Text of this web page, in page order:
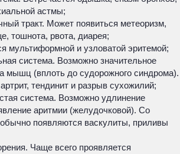
астмы;
тракт. Может появиться метеоризм,
тошнота, рвота, диарея;
мультиформной и узловатой эритемой;
система. Возможно значительное
мышц (вплоть до судорожного синдрома).
тендинит и разрыв сухожилий;
система. Возможно удлинение
аритмии (желудочковой). Со
появляются васкулиты, приливы
Чаще всего проявляется